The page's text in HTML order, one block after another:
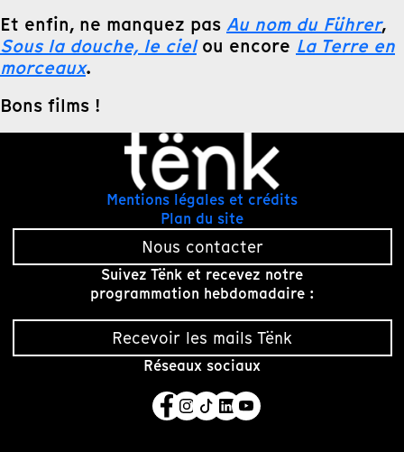
Et enfin, ne manquez pas Au nom du Führer,
Sous la douche, le ciel ou encore La Terre en
morceaux.
Bons films !
Mentions légales et crédits
Plan du site
Nous contacter
Suivez Tënk et recevez notre
programmation hebdomadaire :
Recevoir les mails Tënk
Réseaux sociaux